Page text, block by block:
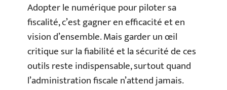
Adopter le numérique pour piloter sa
fiscalité, c’est gagner en efficacité et en
vision d’ensemble. Mais garder un œil
critique sur la fiabilité et la sécurité de ces
outils reste indispensable, surtout quand
l’administration fiscale n’attend jamais.